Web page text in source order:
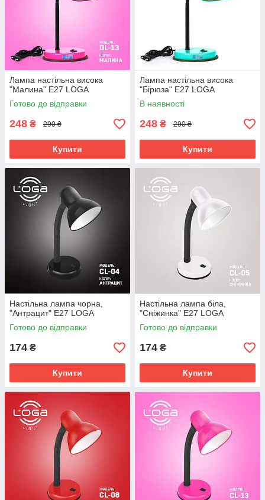
Лампа настільна висока
"Малина" Е27 LOGA
Готово до відправки
248 ₴ 290 ₴
Купити
Лампа настільна висока
"Бірюза" Е27 LOGA
В наявності
248 ₴ 290 ₴
Купити
Настільна лампа чорна,
"Антрацит" Е27 LOGA
Готово до відправки
174 ₴
Купити
Настільна лампа біла,
"Сніжинка" Е27 LOGA
Готово до відправки
174 ₴
Купити